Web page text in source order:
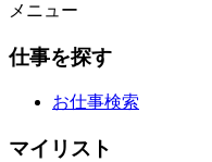
メニュー
仕事を探す
お仕事検索
マイリスト